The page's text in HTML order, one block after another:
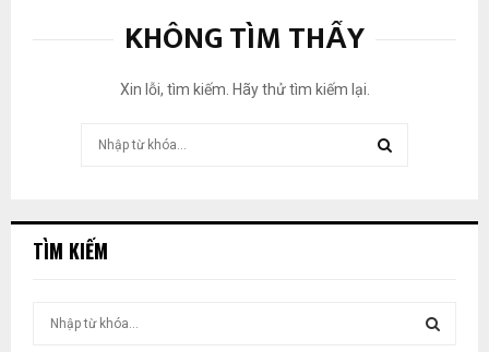
KHÔNG TÌM THẤY
Xin lỗi, tìm kiếm. Hãy thử tìm kiếm lại.
KIẾM
TÌM KIẾM